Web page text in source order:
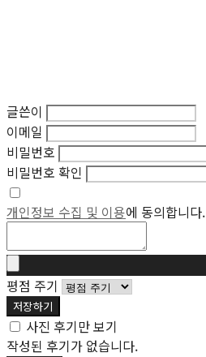
글쓴이
이메일
비밀번호
비밀번호 확인
개인정보 수집 및 이용에 동의합니다.
평점 주기
저장하기
사진 후기만 보기
작성된 후기가 없습니다.